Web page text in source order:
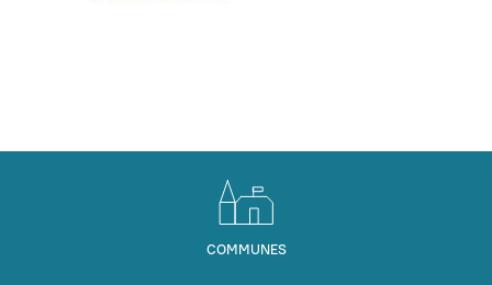
COMMUNES